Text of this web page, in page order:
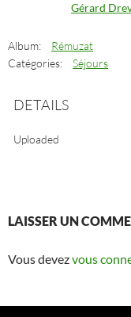
Gérard
Album:
Rémuzat
Catégories:
Séjours
DETAILS
Uploaded
LAISSER UN
Vous devezvous